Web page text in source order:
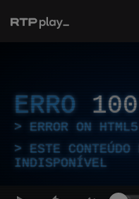
ERRO 100
ERROR ON
ESTE CONTEÚDO
INDISPONÍVEL